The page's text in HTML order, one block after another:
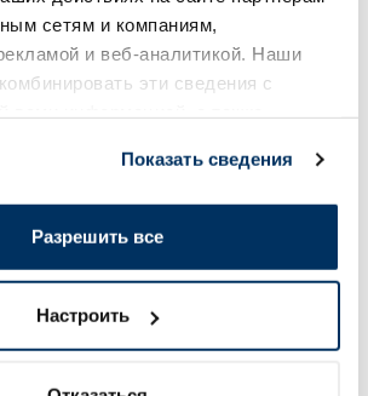
сетям и компаниям,
и веб-аналитикой. Наши
эти сведения с
Показать сведения
Разрешить все
Настроить
-60%